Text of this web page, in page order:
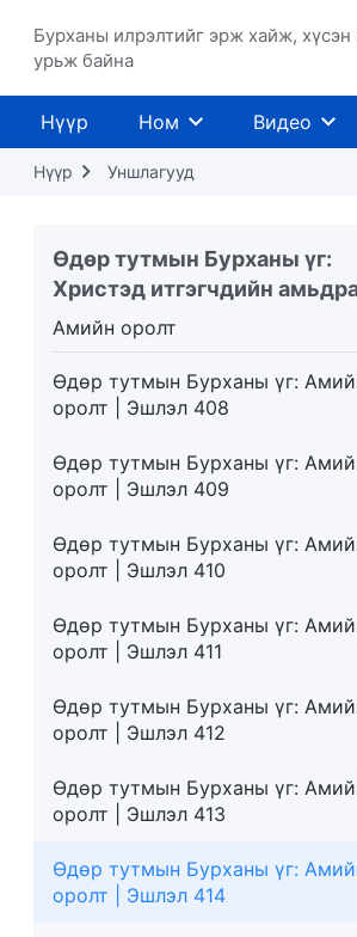
Бурханы илрэлтийг эрж хайж, хүсэн
урьж байна
Нүүр Ном Видео
Нүүр Уншлагууд
Өдөр тутмын Бурханы үг:
Христэд итгэгчдийн
Амийн оролт
нь Амийн оролт
Өдөр тутмын Бурханы үг: Амийн
Өдөр тутмын Бурханы үг: Амийн
оролт | Эшлэл 405
оролт | Эшлэл 406
Өдөр тутмын Бурханы үг:
оролт | Эшлэл 407
Өдөр тутмын Бурханы үг:
оролт | Эшлэл 408
Өдөр тутмын Бурханы үг:
оролт | Эшлэл 409
Өдөр тутмын Бурханы үг:
оролт | Эшлэл 410
Өдөр тутмын Бурханы үг:
оролт | Эшлэл 411
Өдөр тутмын Бурханы үг:
оролт | Эшлэл 412
Өдөр тутмын Бурханы үг:
оролт | Эшлэл 413
Өдөр тутмын Бурханы үг:
оролт | Эшлэл 414